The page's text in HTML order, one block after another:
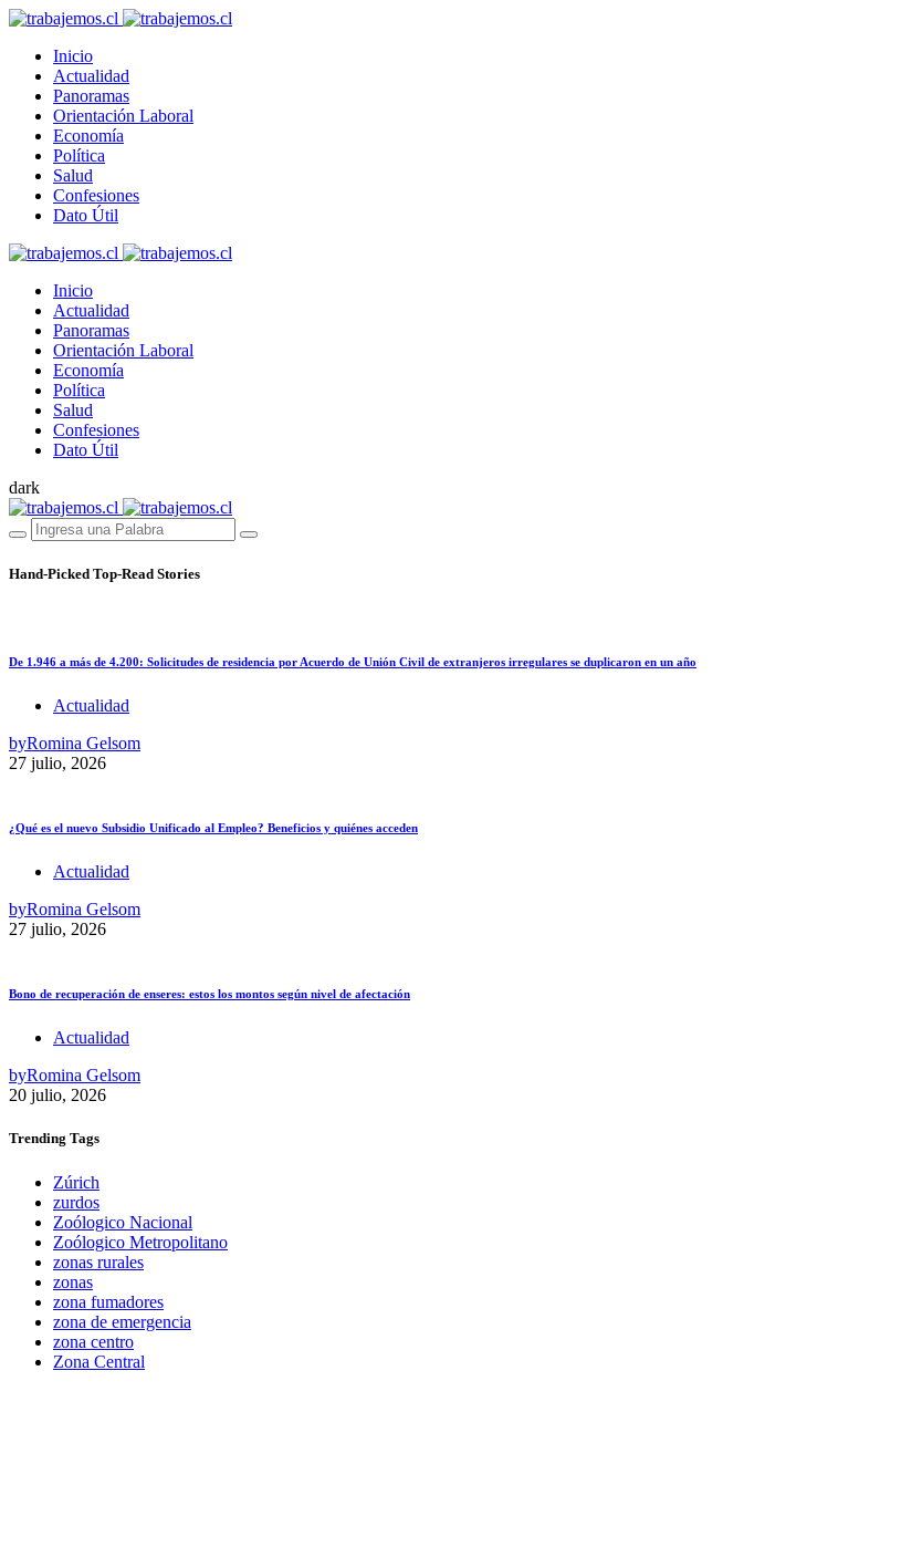
Inicio
Actualidad
Panoramas
Orientación Laboral
Economía
Política
Salud
Confesiones
Dato Útil
Inicio
Actualidad
Panoramas
Orientación Laboral
Economía
Política
Salud
Confesiones
Dato Útil
dark
Hand-Picked Top-Read Stories
De 1.946 a más de 4.200: Solicitudes de residencia por Acuerdo de Unión Civil de extranjeros irregulares se duplicaron en un año
Actualidad
byRomina Gelsom
27 julio, 2026
¿Qué es el nuevo Subsidio Unificado al Empleo? Beneficios y quiénes acceden
Actualidad
byRomina Gelsom
27 julio, 2026
Bono de recuperación de enseres: estos los montos según nivel de afectación
Actualidad
byRomina Gelsom
20 julio, 2026
Trending Tags
Zúrich
zurdos
Zoólogico Nacional
Zoólogico Metropolitano
zonas rurales
zonas
zona fumadores
zona de emergencia
zona centro
Zona Central